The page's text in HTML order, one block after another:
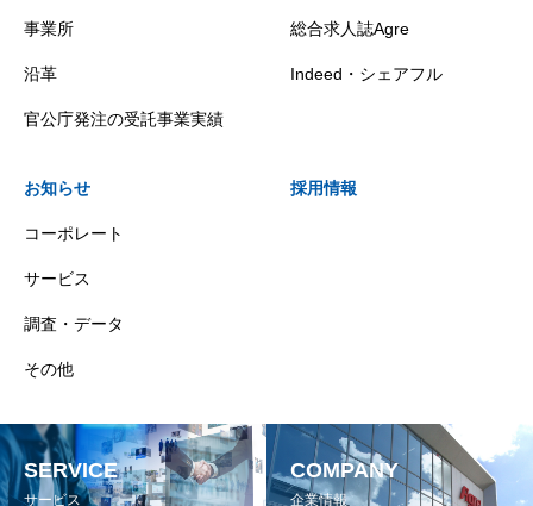
事業所
沿革
官公庁発注の受託事業実績
総合求人誌Agre
Indeed・シェアフル
お知らせ
コーポレート
サービス
調査・データ
その他
採用情報
SERVICE
サービス
COMPANY
企業情報